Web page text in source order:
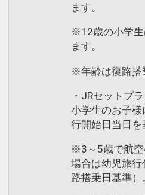
ます。
※12歳の小学生
ます。
※年齢は復路搭
・JRセットプ
小学生のお子
行開始日当日を
※3～5歳で航
場合は幼児旅
路搭乗日基準）